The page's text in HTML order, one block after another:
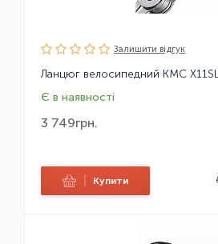
Залишити вiдгук
Є в наявності
3 749грн.
Купити